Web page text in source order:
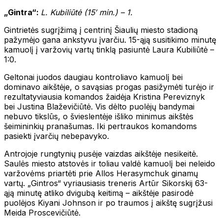
„Gintra“: L. Kubiliūtė (15′ min.) – 1.
Gintrietės sugrįžimą į centrinį Šiaulių miesto stadioną
pažymėjo gana ankstyvu įvarčiu. 15-ąją susitikimo minutę
kamuolį į varžovių vartų tinklą pasiuntė Laura Kubiliūtė –
1:0.
Geltonai juodos daugiau kontroliavo kamuolį bei
dominavo aikštėje, o savąsias progas pasižymėti turėjo ir
rezultatyviausia komandos žaidėja Kristina Pereviznyk
bei Justina Blaževičiūtė. Vis dėlto puolėjų bandymai
nebuvo tikslūs, o švieslentėje išliko minimus aikštės
šeimininkių pranašumas. Iki pertraukos komandoms
pasiekti įvarčių nebepavyko.
Antrojoje rungtynių pusėje vaizdas aikštėje nesikeitė.
Saulės miesto atstovės ir toliau valdė kamuolį bei neleido
varžovėms priartėti prie Allos Herasymchuk ginamų
vartų. „Gintros“ vyriausiasis treneris Artūr Sikorskij 63-
ąją minutę atliko dvigubą keitimą – aikštėje pasirodė
puolėjos Kiyani Johnson ir po traumos į aikštę sugrįžusi
Meida Proscevičiūtė.